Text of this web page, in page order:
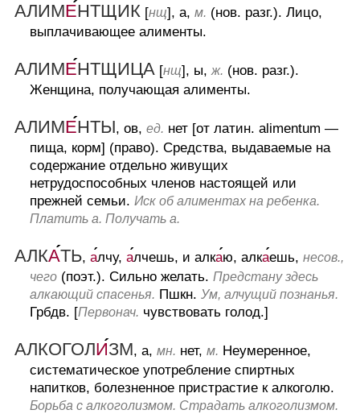
АЛИМЕНТЩИК [нщ], а, м. (нов. разг.). Лицо,
выплачивающее алименты.
АЛИМЕНТЩИЦА [нщ], ы,ж. (нов. разг.).
Женщина, получающая алименты.
АЛИМЕНТЫ, ов, ед. нет [от латин. alimentum —
пища, корм] (право). Средства, выдаваемые на
содержание отдельно живущих
нетрудоспособных членов настоящей или
прежней семьи. Иск об алиментах на ребенка.
Платить а. Получать а.
АЛКАТЬ, алчу, алчешь, и алкаю, алкаешь, несов.,
чего (поэт.). Сильно желать. Предстану здесь
алкающий спасенья. Пшкн. Ум, алчущий познанья.
Грбдв. [Первонач. чувствовать голод.]
АЛКОГОЛИЗМ, а, мн. нет, м. Неумеренное,
систематическое употребление спиртных
напитков, болезненное пристрастие к алкоголю.
Борьба с алкоголизмом. Страдать алкоголизмом.